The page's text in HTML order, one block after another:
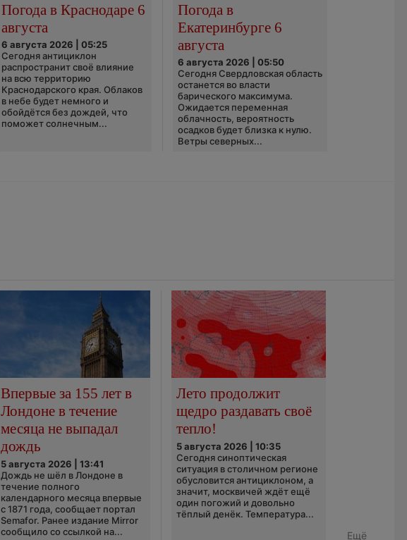
Погода в Краснодаре 6
августа
6 августа 2026 | 05:25
Сегодня антициклон
распространит своё влияние
на всю территорию
Краснодарского края. Облаков
в небе будет немного и
обойдётся без дождей, что
поможет солнечным...
Погода в
Екатеринбурге 6
августа
6 августа 2026 | 05:50
Сегодня Свердловская область
останется во власти
барического максимума.
Ожидается переменная
облачность, вероятность
осадков будет близка к нулю.
Ветры северных...
Впервые за 155 лет в
Лондоне в течение
месяца не выпадал
дождь
5 августа 2026 | 13:41
Дождь не шёл в Лондоне в
течение полного
календарного месяца впервые
с 1871 года, сообщает портал
Semafor. Ранее издание Mirror
сообщило со ссылкой на...
Лето продолжит
щедро раздавать своё
тепло!
5 августа 2026 | 10:35
Сегодня синоптическая
ситуация в столичном регионе
обусловится антициклоном, а
значит, москвичей ждёт ещё
один погожий и довольно
тёплый денёк. Температура...
Ещё